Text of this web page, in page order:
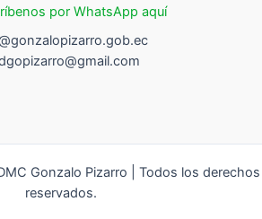
por WhatsApp aquí
Gonzalo Pizarro | Todos los derechos
reservados.